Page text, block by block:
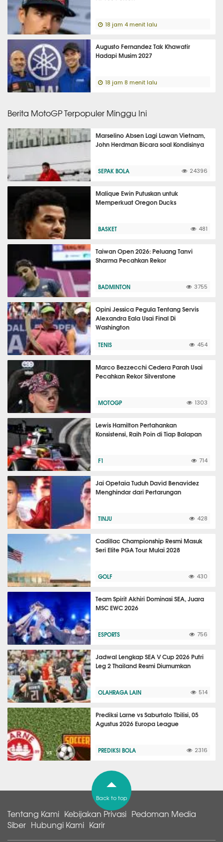
18 jam 4 menit lalu
Augusto Fernandez Tak Khawatir
Hadapi Musim 2027
18 jam 8 menit lalu
Berita MotoGP Terpopuler Minggu Ini
Marselino Absen Lagi Lawan Vietnam,
John Herdman Bicara soal Kondisinya
SEPAK BOLA 24396
Malique Ewin Putuskan untuk
Memperkuat Oregon Ducks
BASKET 481
Taiwan Open 2026: Peluang Tanvi
Sharma Pecahkan Rekor
BADMINTON 3755
Opini Jessica Pegula Tentang Servis
Alexandra Eala Usai Final Di
Washington
TENIS 454
Marco Bezzecchi Cedera Parah Usai
Pecahkan Rekor Silverstone
MOTOGP 1303
Lewis Hamilton Pertahankan
Konsistensi, Raih Poin di Tiap Balapan
F1 714
Jai Opetaia Tuduh David Benavidez
Menghindar dari Pertarungan
TINJU 428
Cadillac Championship Resmi Masuk
Seri Elite PGA Tour Mulai 2028
GOLF 430
Team Spirit Akhiri Dominasi SEA, Juara
MSC EWC 2026
ESPORTS 756
Jadwal Lengkap SEA V Cup 2026 Putri
Leg 2 Thailand Resmi Diumumkan
OLAHRAGA LAIN 514
Prediksi Larne vs Saburtalo Tbilisi, 05
Agustus 2026 Europa League
PREDIKSI BOLA 2316
Back to top
Tentang Kami Kebijakan Privasi Pedoman Media
Siber Hubungi Kami Karir